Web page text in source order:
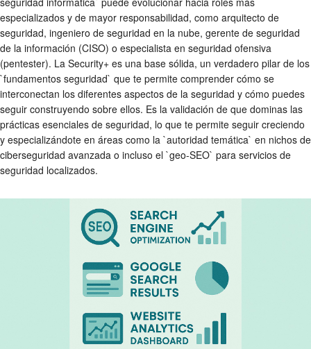
especializados y de mayor responsabilidad, como arquitecto de
seguridad, ingeniero de seguridad en la nube, gerente de seguridad
de la información (CISO) o especialista en seguridad ofensiva
(pentester). La Security+ es una base sólida, un verdadero pilar de los
`fundamentos seguridad` que te permite comprender cómo se
interconectan los diferentes aspectos de la seguridad y cómo puedes
seguir construyendo sobre ellos. Es la validación de que dominas las
prácticas esenciales de seguridad, lo que te permite seguir creciendo
y especializándote en áreas como la `autoridad temática` en nichos de
ciberseguridad avanzada o incluso el `geo-SEO` para servicios de
seguridad localizados.